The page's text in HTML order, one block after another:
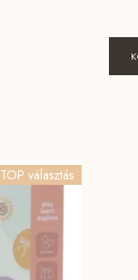
TOP választás